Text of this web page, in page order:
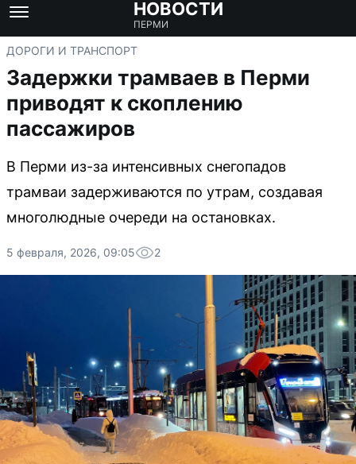
НОВОСТИ
ПЕРМИ
ДОРОГИ И ТРАНСПОРТ
Задержки трамваев в Перми
приводят к скоплению
пассажиров
В Перми из-за интенсивных снегопадов
трамваи задерживаются по утрам, создавая
многолюдные очереди на остановках.
5 февраля, 2026, 09:05 2